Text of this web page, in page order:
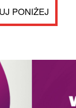
PONIŻEJ